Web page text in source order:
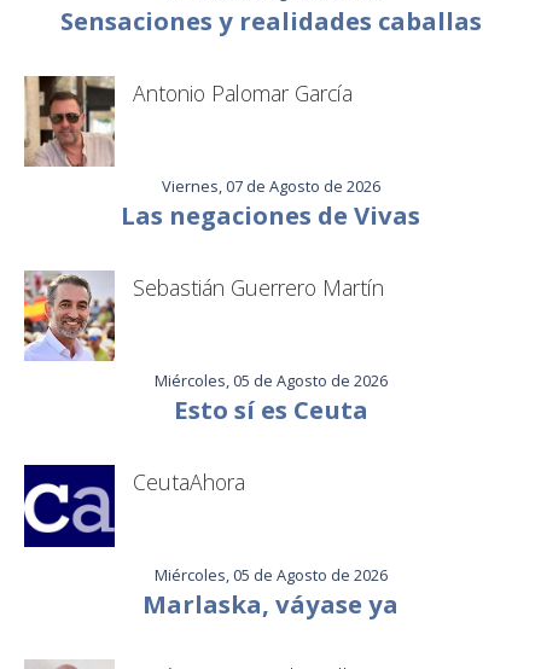
Sensaciones y realidades caballas
Antonio Palomar García
Viernes, 07 de Agosto de 2026
Las negaciones de Vivas
Sebastián Guerrero Martín
Miércoles, 05 de Agosto de 2026
Esto sí es Ceuta
CeutaAhora
Miércoles, 05 de Agosto de 2026
Marlaska, váyase ya